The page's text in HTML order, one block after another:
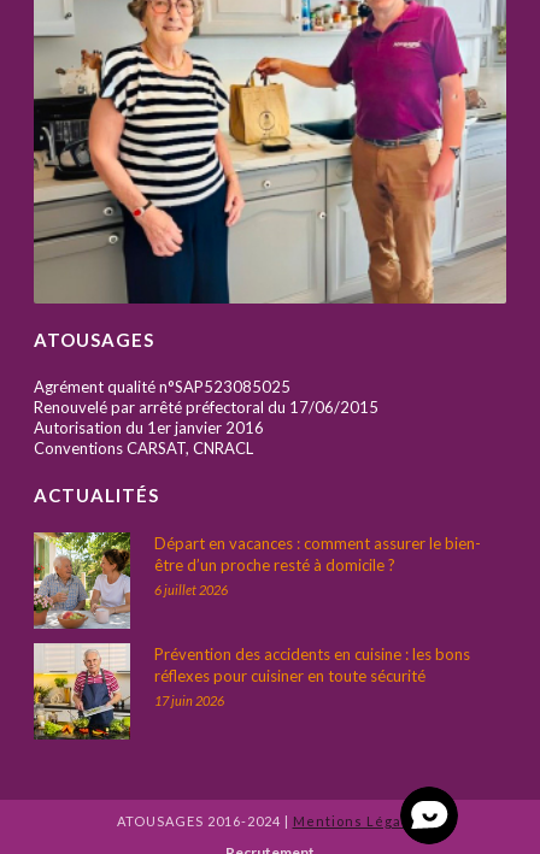
ATOUSAGES
Agrément qualité n°SAP523085025
Renouvelé par arrêté préfectoral du 17/06/2015
Autorisation du 1er janvier 2016
Conventions CARSAT, CNRACL
ACTUALITÉS
Départ en vacances : comment assurer le bien-
être d’un proche resté à domicile ?
6 juillet 2026
Prévention des accidents en cuisine : les bons
réflexes pour cuisiner en toute sécurité
17 juin 2026
ATOUSAGES 2016-2024 | Mentions Légales